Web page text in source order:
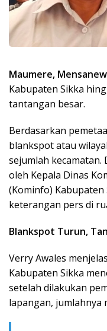
Maumere,
Kabupaten Sikka
tantangan besar.
Berdasarkan
blankspot atau
sejumlah
oleh Kepala Dinas
(Kominfo) Kabupaten
keterangan pers di
Blankspot Turun,
Verry Awales
Kabupaten Sikka
setelah dilakukan
lapangan, jumlahnya